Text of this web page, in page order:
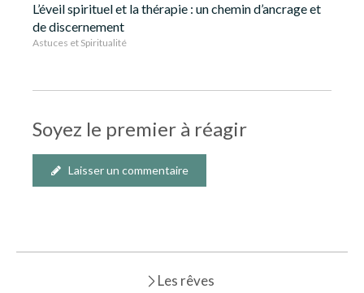
L’éveil spirituel et la thérapie : un chemin d’ancrage et
de discernement
Astuces et Spiritualité
Soyez le premier à réagir
Laisser un commentaire
Les rêves